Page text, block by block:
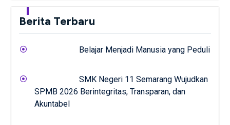
Berita Terbaru
Belajar Menjadi Manusia yang Peduli
SMK Negeri 11 Semarang Wujudkan
SPMB 2026 Berintegritas, Transparan, dan
Akuntabel